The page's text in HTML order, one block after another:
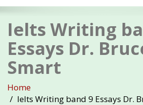
Ielts Writing
Essays Dr.
Smart
Home
Ielts Writing band 9 Essays Dr.